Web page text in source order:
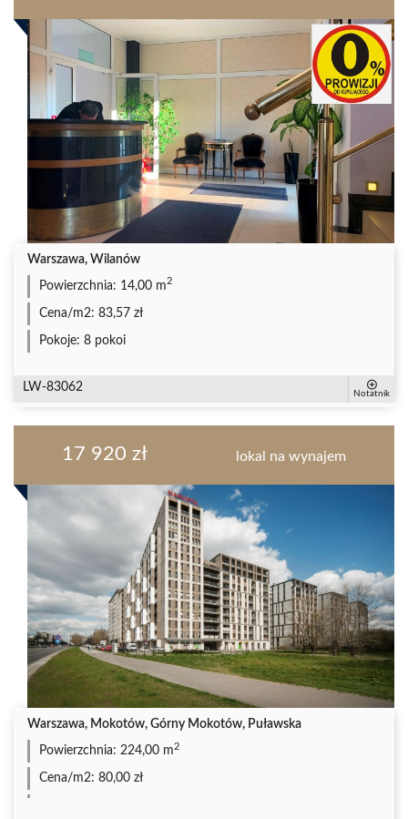
Warszawa, Wilanów
Powierzchnia: 14,00 m2
Cena/m2: 83,57 zł
Pokoje: 8 pokoi
LW-83062
Notatnik
17 920 zł lokal na wynajem
Warszawa, Mokotów, Górny Mokotów, Puławska
Powierzchnia: 224,00 m2
Cena/m2: 80,00 zł